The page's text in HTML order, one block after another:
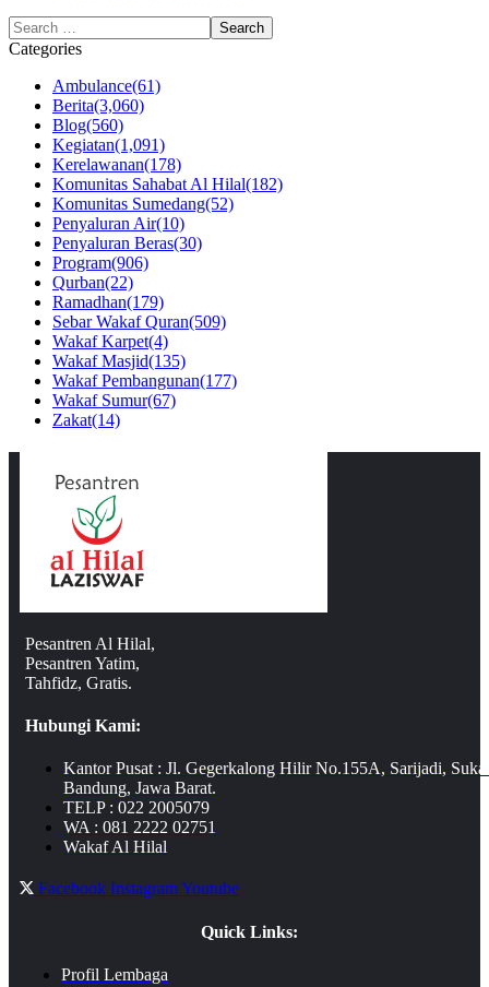
Categories
Ambulance(61)
Berita(3,060)
Blog(560)
Kegiatan(1,091)
Kerelawanan(178)
Komunitas Sahabat Al Hilal(182)
Komunitas Sumedang(52)
Penyaluran Air(10)
Penyaluran Beras(30)
Program(906)
Qurban(22)
Ramadhan(179)
Sebar Wakaf Quran(509)
Wakaf Karpet(4)
Wakaf Masjid(135)
Wakaf Pembangunan(177)
Wakaf Sumur(67)
Zakat(14)
Pesantren Al Hilal,
Pesantren Yatim,
Tahfidz, Gratis.
Hubungi Kami:
Kantor Pusat : Jl. Gegerkalong Hilir No.155A, Sarijadi,
Bandung, Jawa Barat.
TELP : 022 2005079
WA : 081 2222 02751
Wakaf Al Hilal
Facebook InstagramYoutube
Quick Links:
Profil Lembaga